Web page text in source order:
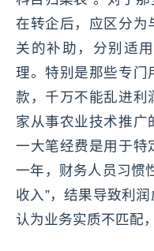
在转企后，应区分为
关的补助，分别适
理。特别是那些专门
款，千万不能乱进利
家从事农业技术推广
一大笔经费是用于特
一年，财务人员习惯
收入”，结果导致利
认为业务实质不匹配